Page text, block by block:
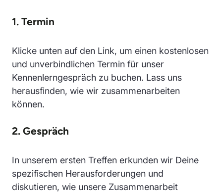
1. Termin
Klicke unten auf den Link, um einen kostenlosen
und unverbindlichen Termin für unser
Kennenlerngespräch zu buchen. Lass uns
herausfinden, wie wir zusammenarbeiten
können.
2. Gespräch
In unserem ersten Treffen erkunden wir Deine
spezifischen Herausforderungen und
diskutieren, wie unsere Zusammenarbeit